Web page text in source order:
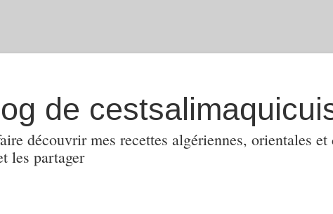
de
découvrir mes recettes algériennes, orientales et
les partager